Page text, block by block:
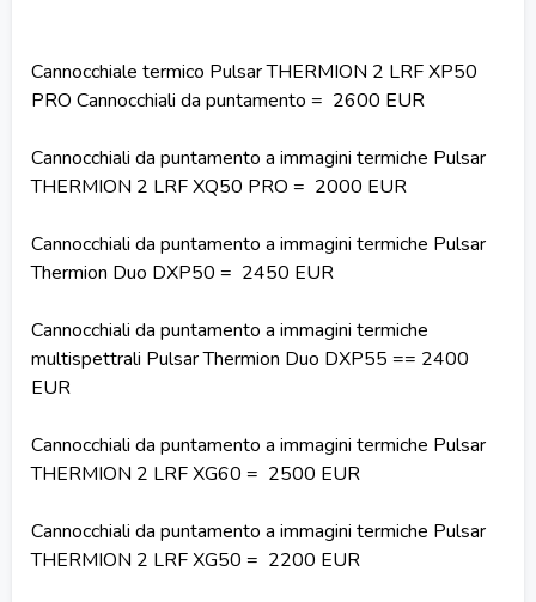
Cannocchiale termico Pulsar THERMION 2 LRF XP50
PRO Cannocchiali da puntamento = 2600 EUR
Cannocchiali da puntamento a immagini termiche Pulsar
THERMION 2 LRF XQ50 PRO = 2000 EUR
Cannocchiali da puntamento a immagini termiche Pulsar
Thermion Duo DXP50 = 2450 EUR
Cannocchiali da puntamento a immagini termiche
multispettrali Pulsar Thermion Duo DXP55 == 2400
EUR
Cannocchiali da puntamento a immagini termiche Pulsar
THERMION 2 LRF XG60 = 2500 EUR
Cannocchiali da puntamento a immagini termiche Pulsar
THERMION 2 LRF XG50 = 2200 EUR